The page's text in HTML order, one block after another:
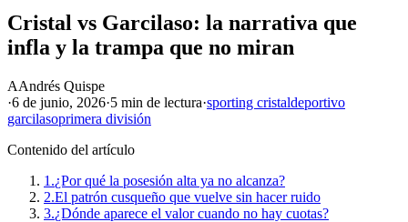
Cristal vs Garcilaso: la narrativa que
infla y la trampa que no miran
AAndrés Quispe
·6 de junio, 2026·5 min de lectura·sporting cristaldeportivo
garcilasoprimera división
Contenido del artículo
1.¿Por qué la posesión alta ya no alcanza?
2.El patrón cusqueño que vuelve sin hacer ruido
3.¿Dónde aparece el valor cuando no hay cuotas?